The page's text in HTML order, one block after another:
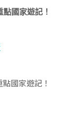
國家遊記！
國家遊記！